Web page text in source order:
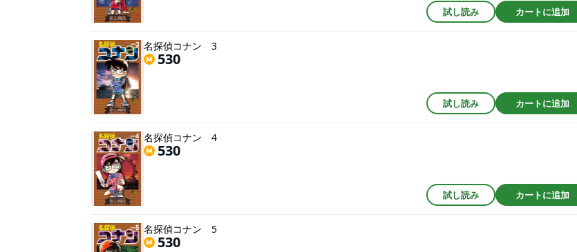
試し読み カートに追加
名探偵コナン 3
530
試し読み カートに追加
名探偵コナン 4
530
試し読み カートに追加
名探偵コナン 5
530